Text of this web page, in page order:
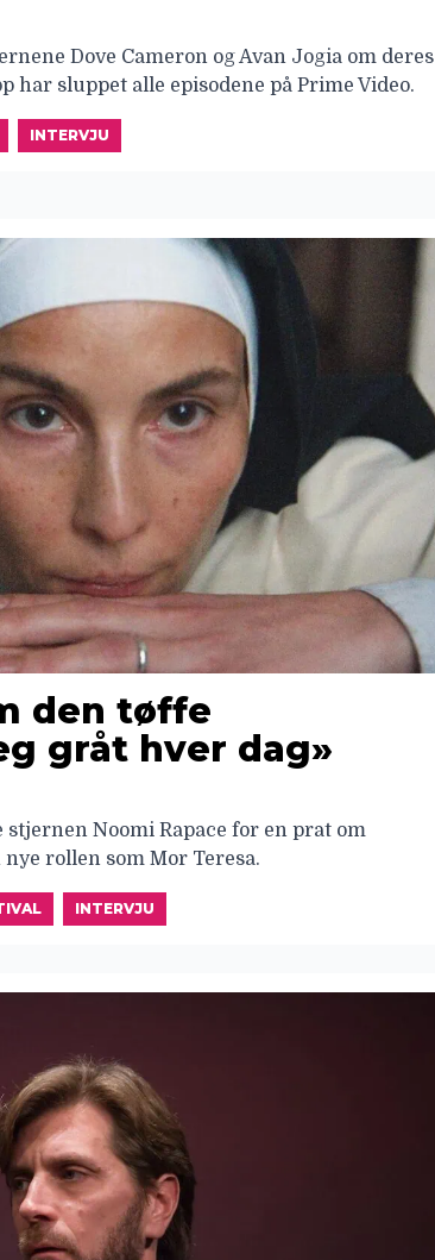
Dove Cameron og Avan Jogia om deres
har sluppet alle episodene på Prime Video.
INTERVJU
den tøffe
gråt hver dag»
Noomi Rapace for en prat om
rollen som Mor Teresa.
INTERVJU